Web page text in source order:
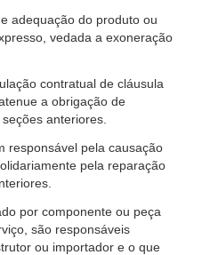
adequação do produto ou
vedada a exoneração
contratual de cláusula
a obrigação de
anteriores.
responsável pela causação
pela reparação
por componente ou peça
são responsáveis
ou importador e o que